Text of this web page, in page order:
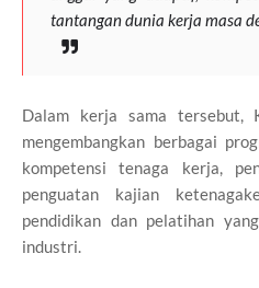
tantangan dunia kerja masa
Dalam kerja sama tersebut,
mengembangkan berbagai
kompetensi tenaga kerja,
penguatan kajian
pendidikan dan pelatihan
industri.